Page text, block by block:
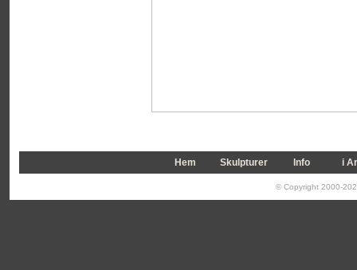
Hem Skulpturer Info i
© Copyright 2000-